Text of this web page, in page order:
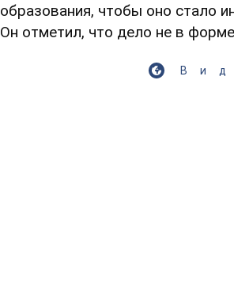
образования, чтобы оно стало
Он отметил, что дело не в